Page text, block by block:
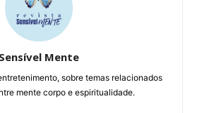
Sensível Mente
sobre temas relacionados
mente corpo e espiritualidade.